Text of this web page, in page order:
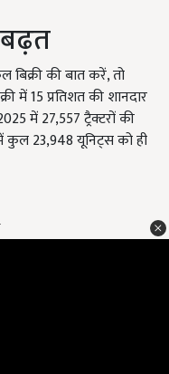
बिक्री की बात करें, तो
में 15 प्रतिशत की शानदार
में 27,557 ट्रैक्टरों की
कुल 23,948 यूनिट्स को ही